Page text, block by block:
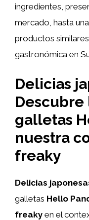
ingredientes,
mercado, hasta
productos
gastronómica en
Delicias
Descubre
galletas
nuestra
freaky
Delicias
galletas Hello
freaky en el